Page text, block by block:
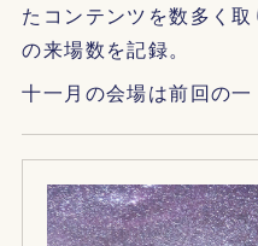
たコンテンツを数多く
の来場数を記録。
十一月の会場は前回の一